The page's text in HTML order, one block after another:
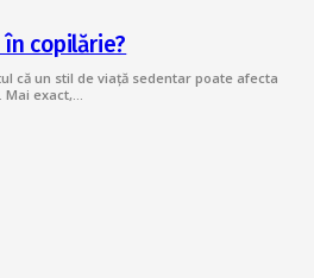
copilărie?
că un stil de viață sedentar poate afecta
exact,…